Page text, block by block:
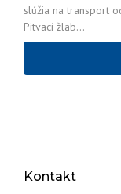
Kontakt
slúžia na transport
Pitvací žlab…